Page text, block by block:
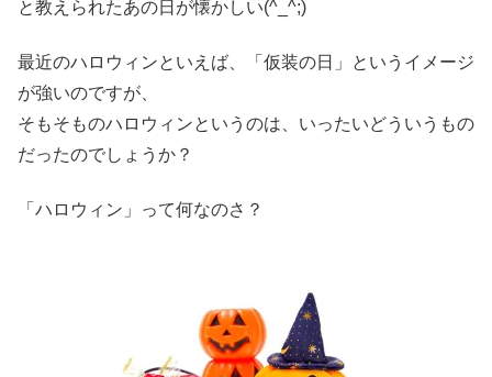
と教えられたあの日が懐かしい(^_^;)
最近のハロウィンといえば、「仮装の日」というイメージ
が強いのですが、
そもそものハロウィンというのは、いったいどういうもの
だったのでしょうか？
「ハロウィン」って何なのさ？